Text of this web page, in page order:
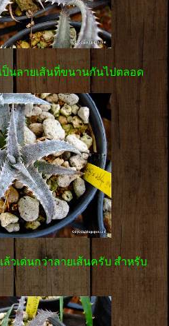
ป็นลายเส้นที่ขนานกันไปตลอด
ล้วเด่นกว่าลายเส้นครับ สำหรับ